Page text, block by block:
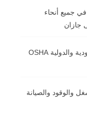
ناجح في جميع أنحاء
جازان
نلتزم بأعلى معايير السلامة المهنية السعودية والدولية OSHA
والوقود والصيانة